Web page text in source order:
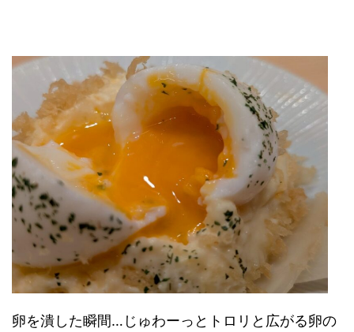
卵を潰した瞬間…じゅわーっとトロリと広がる卵の